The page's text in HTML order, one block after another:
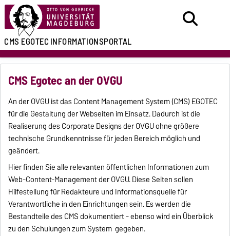
CMS EGOTECINFORMATIONSPORTAL
CMS Egotec an der OVGU
An der OVGU ist das Content Management System (CMS) EGOTEC
für die Gestaltung der Webseiten im Einsatz. Dadurch ist die
Realiserung des Corporate Designs der OVGU ohne größere
technische Grundkenntnisse für jeden Bereich möglich und
geändert.
Hier finden Sie alle relevanten öffentlichen Informationen zum
Web-Content-Management der OVGU. Diese Seiten sollen
Hilfestellung für Redakteure und Informationsquelle für
Verantwortliche in den Einrichtungen sein. Es werden die
Bestandteile des CMS dokumentiert - ebenso wird ein Überblick
zu den Schulungen zum System gegeben.